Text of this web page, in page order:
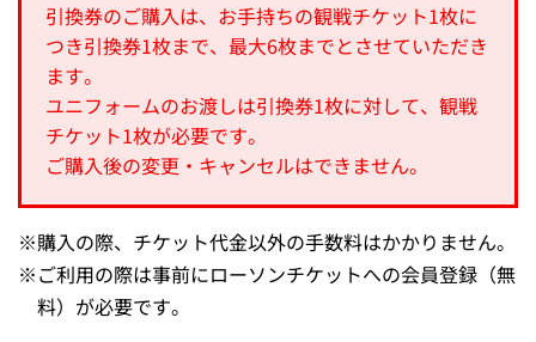
引換券のご購入は、お手持ちの観戦チケット1枚に
つき引換券1枚まで、最大6枚までとさせていただき
ます。
ユニフォームのお渡しは引換券1枚に対して、観戦
チケット1枚が必要です。
ご購入後の変更・キャンセルはできません。
※購入の際、チケット代金以外の手数料はかかりません。
※ご利用の際は事前にローソンチケットへの会員登録（無
料）が必要です。